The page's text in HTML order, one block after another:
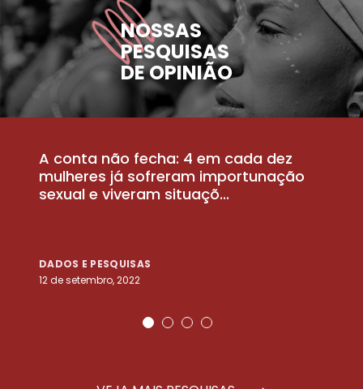
NOSSAS
PESQUISAS
DE OPINIÃO
A conta não fecha: 4 em cada dez
mulheres já sofreram importunação
sexual e viveram situaçõ...
DADOS E PESQUISAS
12 de setembro, 2022